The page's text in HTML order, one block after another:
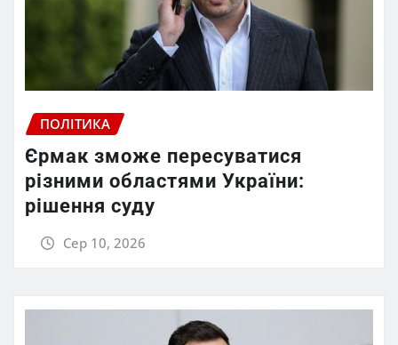
ПОЛІТИКА
Єрмак зможе пересуватися
різними областями України:
рішення суду
Сер 10, 2026